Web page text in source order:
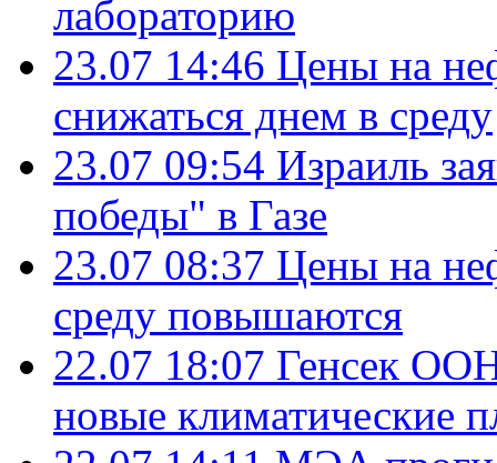
лабораторию
23.07 14:46 Цены на
снижаться днем в среду
23.07 09:54 Израиль
победы" в Газе
23.07 08:37 Цены на
среду повышаются
22.07 18:07 Генсек ООН
новые климатические